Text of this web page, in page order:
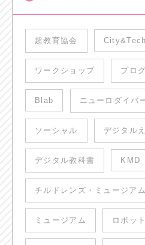
超教育協会 City&Tech
ワークショップ プロ
Blab ニューロダイバ
ソーシャル デジタル
デジタル教科書 KMD
チルドレンズ・ミュージアム
ミュージアム ロボッ